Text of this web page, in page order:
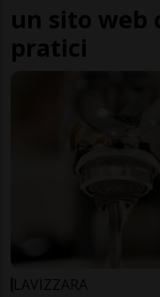
un sito web
pratici
LAVIZZARA